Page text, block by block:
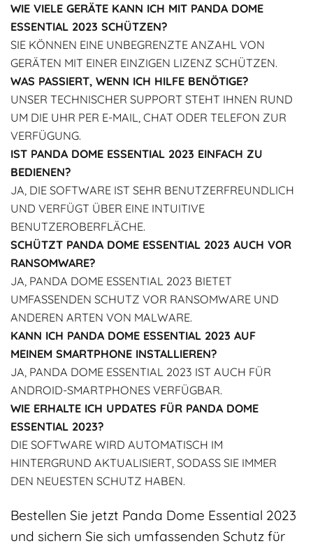
WIE VIELE GERÄTE KANN ICH MIT PANDA DOME
ESSENTIAL 2023 SCHÜTZEN?
SIE KÖNNEN EINE UNBEGRENZTE ANZAHL VON
GERÄTEN MIT EINER EINZIGEN LIZENZ SCHÜTZEN.
WAS PASSIERT, WENN ICH HILFE BENÖTIGE?
UNSER TECHNISCHER SUPPORT STEHT IHNEN RUND
UM DIE UHR PER E-MAIL, CHAT ODER TELEFON ZUR
VERFÜGUNG.
IST PANDA DOME ESSENTIAL 2023 EINFACH ZU
BEDIENEN?
JA, DIE SOFTWARE IST SEHR BENUTZERFREUNDLICH
UND VERFÜGT ÜBER EINE INTUITIVE
BENUTZEROBERFLÄCHE.
SCHÜTZT PANDA DOME ESSENTIAL 2023 AUCH VOR
RANSOMWARE?
JA, PANDA DOME ESSENTIAL 2023 BIETET
UMFASSENDEN SCHUTZ VOR RANSOMWARE UND
ANDEREN ARTEN VON MALWARE.
KANN ICH PANDA DOME ESSENTIAL 2023 AUF
MEINEM SMARTPHONE INSTALLIEREN?
JA, PANDA DOME ESSENTIAL 2023 IST AUCH FÜR
ANDROID-SMARTPHONES VERFÜGBAR.
WIE ERHALTE ICH UPDATES FÜR PANDA DOME
ESSENTIAL 2023?
DIE SOFTWARE WIRD AUTOMATISCH IM
HINTERGRUND AKTUALISIERT, SODASS SIE IMMER
DEN NEUESTEN SCHUTZ HABEN.
Bestellen Sie jetzt Panda Dome Essential 2023
und sichern Sie sich umfassenden Schutz für